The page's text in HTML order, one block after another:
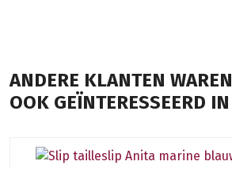
ANDERE KLANTEN WAREN
OOK GEÏNTERESSEERD IN